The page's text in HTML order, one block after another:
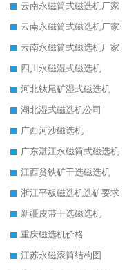
云南永磁筒式磁选机厂家
云南永磁筒式磁选机厂家
云南永磁筒式磁选机厂家
四川永磁湿式磁选机
河北钛尾矿湿式磁选机
湖北湿式磁选机公司
广西河沙磁选机
广东湛江永磁筒式磁选机
江西贫铁矿干选磁选机
浙江平板磁选机选矿要求
新疆皮带干选磁选机
重庆磁选机价格
江苏永磁滚筒结构图